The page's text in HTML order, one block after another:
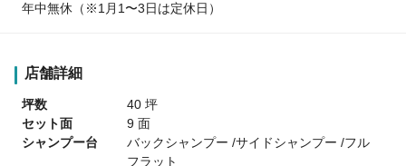
年中無休（※1月1〜3日は定休日）
店舗詳細
坪数
40 坪
セット面
9 面
シャンプー台
バックシャンプー /サイドシャンプー /フル
フラット